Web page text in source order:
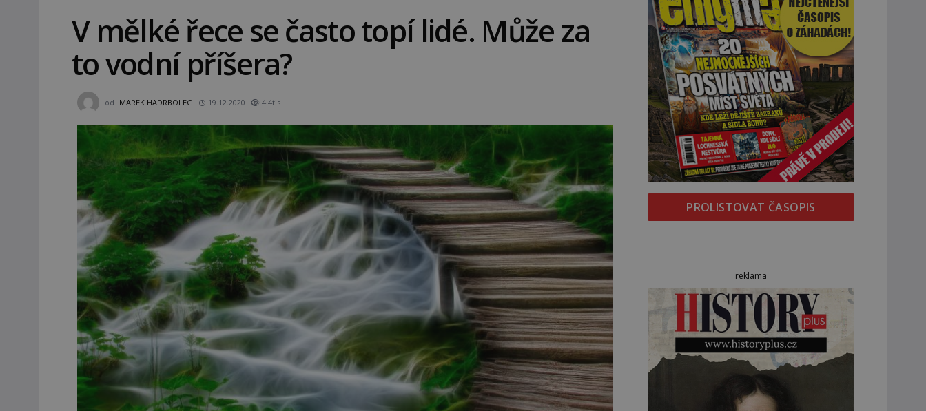
V mělké řece se často topí lidé. Může za
to vodní příšera?
od MAREK HADRBOLEC 19.12.2020 4.4tis
PROLISTOVAT ČASOPIS
reklama